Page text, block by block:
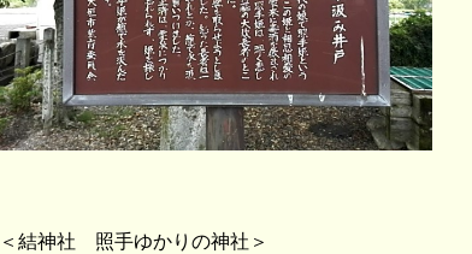
＜結神社 照手ゆかりの神社＞